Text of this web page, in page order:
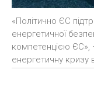
«Політично ЄС
енергетичної
компетенцією ЄС»,
енергетичну кризу